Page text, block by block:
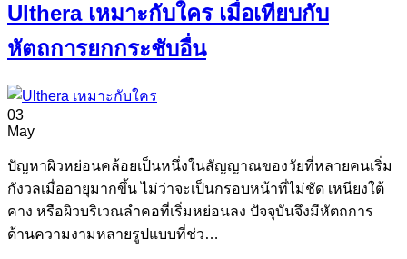
Ulthera เหมาะกับใคร เมื่อเทียบกับ
หัตถการยกกระชับอื่น
03
May
ปัญหาผิวหย่อนคล้อยเป็นหนึ่งในสัญญาณของวัยที่หลายคนเริ่ม
กังวลเมื่ออายุมากขึ้น ไม่ว่าจะเป็นกรอบหน้าที่ไม่ชัด เหนียงใต้
คาง หรือผิวบริเวณลำคอที่เริ่มหย่อนลง ปัจจุบันจึงมีหัตถการ
ด้านความงามหลายรูปแบบที่ช่ว…